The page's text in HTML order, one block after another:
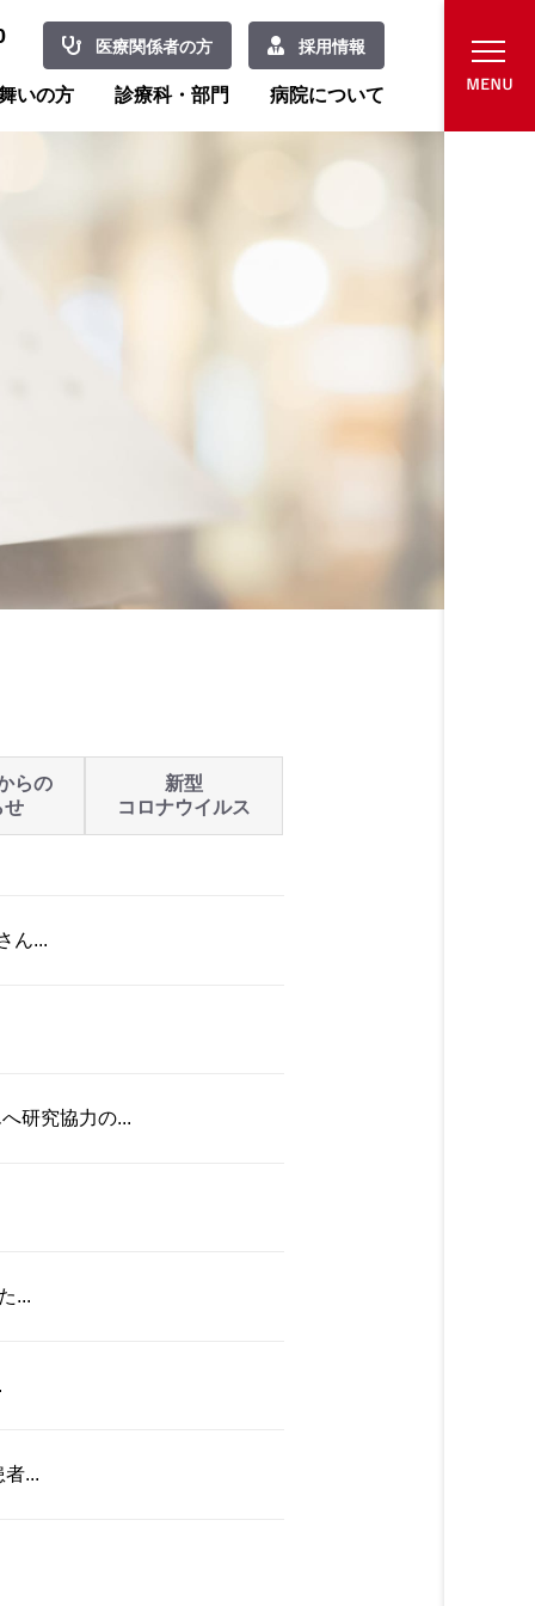
医療関係者の方 採用情報
いの方 診療科・部門 病院について
らの
せ
新型
コロナウイルス
ん...
研究協力の...
...
...